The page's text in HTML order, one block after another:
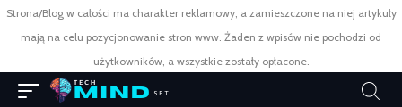
Strona/Blog w całości ma charakter reklamowy, a zamieszczone na niej artykuły
mają na celu pozycjonowanie stron www. Żaden z wpisów nie pochodzi od
użytkowników, a wszystkie zostały opłacone.